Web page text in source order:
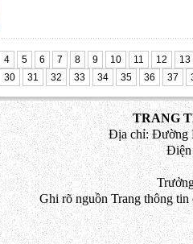
4 5 6 7 8 9 10 11 12 13
30 31 32 33 34 35 36 37
TRANG
Địa chỉ: Đường
Điện
Ghi rõ nguồn Trang thông